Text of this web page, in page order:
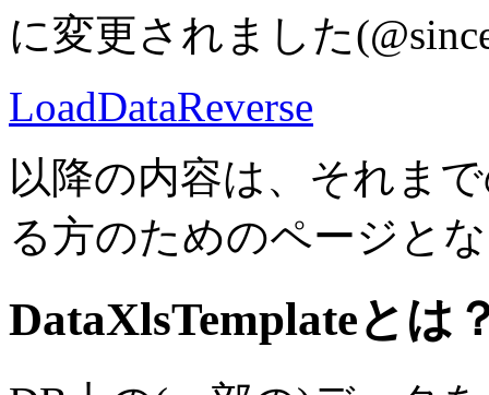
に変更されました
LoadDataReverse
以降の内容は、それま
る方のためのページと
DataXlsTemplateとは